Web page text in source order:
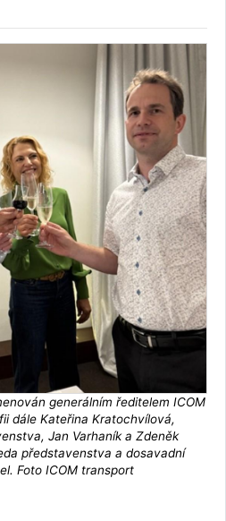
generálním ředitelem ICOM
dále Kateřina Kratochvílová,
Jan Varhaník a Zdeněk
představenstva a dosavadní
Foto ICOM transport